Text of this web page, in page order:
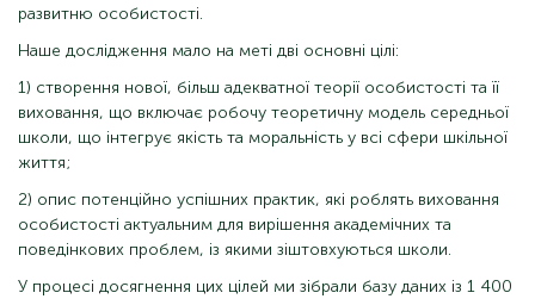
развитню особистості.
Наше дослідження мало на меті дві основні цілі:
1) створення нової, більш адекватної теорії особистості та її
виховання, що включає робочу теоретичну модель середньої
школи, що інтегрує якість та моральність у всі сфери шкільної
життя;
2) опис потенційно успішних практик, які роблять виховання
особистості актуальним для вирішення академічних та
поведінкових проблем, із якими зіштовхуються школи.
У процесі досягнення цих цілей ми зібрали базу даних із 1 400